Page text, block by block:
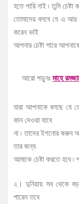
হতে পারি নাই ৷ তুমি
তোমাদের বলবে যে এ আর
করেন ভাই
আপনার চেষ্টা পারে
আরো পড়ুনঃমাহে
যারা আপনাকে বলছে যে
কান দেওয়া যাবে
না ৷ তাদের ইগনোর করুন
তার জন্য
আমাকে চেষ্টা করতে হবে ৷
২। দুনিয়ায় সব থেকে বড়
পারেন তবে